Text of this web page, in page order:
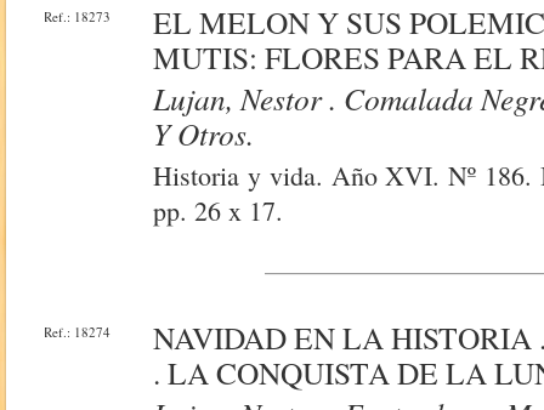
Ref.: 18273
EL MELON Y SUS
MUTIS: FLORES PARA EL
Lujan, Nestor . Comalada
Y Otros.
Historia y vida. Año XVI. Nº 186.
pp. 26 x 17.
Ref.: 18274
NAVIDAD EN LA
. LA CONQUISTA DE LA